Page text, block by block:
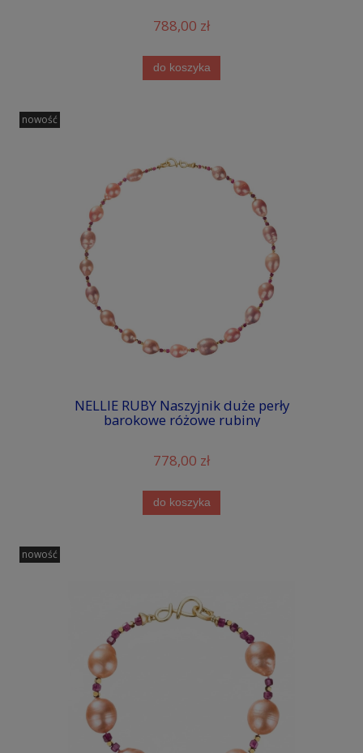
788,00 zł
do koszyka
NELLIE RUBY Naszyjnik duże perły
barokowe różowe rubiny
778,00 zł
do koszyka
nowość
nowość